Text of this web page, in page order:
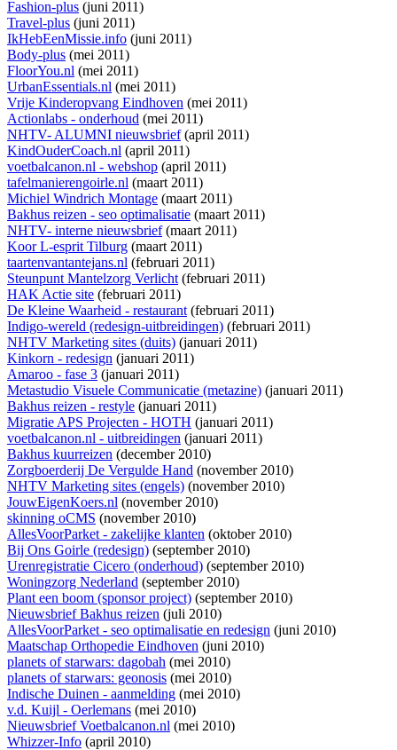
Fashion-plus (juni 2011)
Travel-plus (juni 2011)
IkHebEenMissie.info (juni 2011)
Body-plus (mei 2011)
FloorYou.nl (mei 2011)
UrbanEssentials.nl (mei 2011)
Vrije Kinderopvang Eindhoven (mei 2011)
Actionlabs - onderhoud (mei 2011)
NHTV- ALUMNI nieuwsbrief(april 2011)
KindOuderCoach.nl (april 2011)
voetbalcanon.nl - webshop (april 2011)
tafelmanierengoirle.nl (maart 2011)
Michiel Windrich Montage (maart 2011)
Bakhus reizen - seo optimalisatie (maart 2011)
NHTV- interne nieuwsbrief(maart 2011)
Koor L-esprit Tilburg (maart 2011)
taartenvantantejans.nl (februari 2011)
Steunpunt Mantelzorg Verlicht(februari 2011)
HAK Actie site (februari 2011)
De Kleine Waarheid - restaurant(februari 2011)
Indigo-wereld (redesign-uitbreidingen) (februari 2011)
NHTV Marketing sites (duits) (januari 2011)
Kinkorn - redesign (januari 2011)
Amaroo - fase 3 (januari 2011)
Metastudio Visuele Communicatie (metazine) (januari 2011)
Bakhus reizen - restyle (januari 2011)
Migratie APS Projecten - HOTH (januari 2011)
voetbalcanon.nl - uitbreidingen (januari 2011)
Bakhus kuurreizen (december 2010)
Zorgboerderij De Vergulde Hand (november 2010)
NHTV Marketing sites (engels) (november 2010)
JouwEigenKoers.nl (november 2010)
skinning oCMS (november 2010)
AllesVoorParket - zakelijke klanten (oktober 2010)
Bij Ons Goirle (redesign) (september 2010)
Urenregistratie Cicero (onderhoud) (september 2010)
Woningzorg Nederland (september 2010)
Plant een boom (sponsor project) (september 2010)
Nieuwsbrief Bakhus reizen (juli 2010)
AllesVoorParket - seo optimalisatie en redesign (juni 2010)
Maatschap Orthopedie Eindhoven (juni 2010)
planets of starwars: dagobah (mei 2010)
planets of starwars: geonosis (mei 2010)
Indische Duinen - aanmelding (mei 2010)
v.d. Kuijl - Oerlemans (mei 2010)
Nieuwsbrief Voetbalcanon.nl (mei 2010)
Whizzer-Info (april 2010)